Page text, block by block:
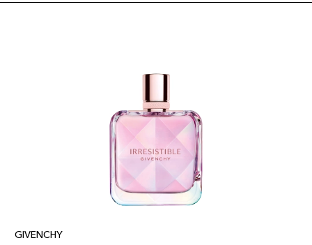
GIVENCHY